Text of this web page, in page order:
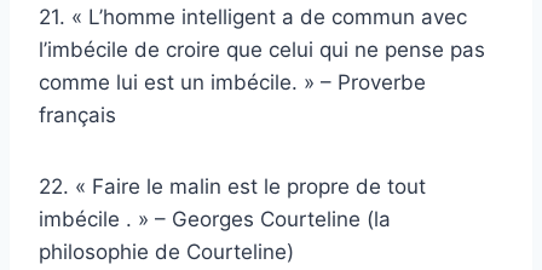
21. « L’homme intelligent a de commun avec
l’imbécile de croire que celui qui ne pense pas
comme lui est un imbécile. » – Proverbe
français
22. « Faire le malin est le propre de tout
imbécile . » – Georges Courteline (la
philosophie de Courteline)